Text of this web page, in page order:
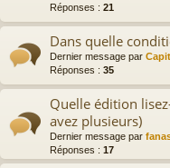
Réponses : 21
Dans quelle
Dernier message par
Réponses : 35
Quelle édition
avez plusieurs)
Dernier message par
Réponses : 17